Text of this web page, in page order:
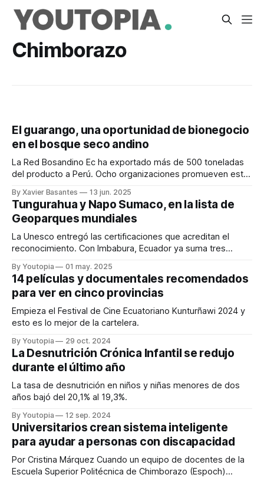
Chimborazo
El guarango, una oportunidad de bionegocio
en el bosque seco andino
La Red Bosandino Ec ha exportado más de 500 toneladas
del producto a Perú. Ocho organizaciones promueven este
By Xavier Basantes 13 jun. 2025
Tungurahua y Napo Sumaco, en la lista de
Geoparques mundiales
La Unesco entregó las certificaciones que acreditan el
reconocimiento. Con Imbabura, Ecuador ya suma tres
By Youtopia 01 may. 2025
14 películas y documentales recomendados
para ver en cinco provincias
Empieza el Festival de Cine Ecuatoriano Kunturñawi 2024 y
esto es lo mejor de la cartelera.
By Youtopia 29 oct. 2024
La Desnutrición Crónica Infantil se redujo
durante el último año
La tasa de desnutrición en niños y niñas menores de dos
años bajó del 20,1% al 19,3%.
By Youtopia 12 sep. 2024
Universitarios crean sistema inteligente
para ayudar a personas con discapacidad
Por Cristina Márquez Cuando un equipo de docentes de la
Escuela Superior Politécnica de Chimborazo (Espoch)